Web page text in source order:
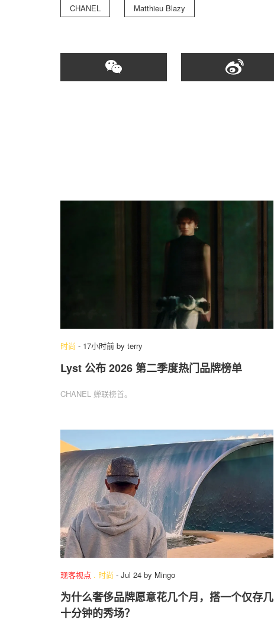
CHANEL Matthieu Blazy
时尚 - 17小时前 by terry
Lyst 公布 2026 第二季度热门品牌榜单
CHANEL 蝉联榜首。
现客视点 . 时尚 - Jul 24 by Mingo
为什么奢侈品牌愿意花几个月，搭一个仅存几
十分钟的秀场？